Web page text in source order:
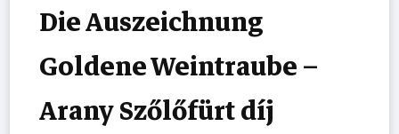
Die Auszeichnung
Goldene Weintraube –
Arany Szőlőfürt díj